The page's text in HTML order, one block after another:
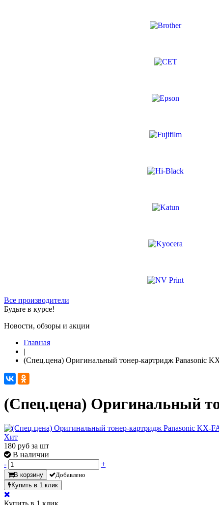
Все производители
Будьте в курсе!
Новости, обзоры и акции
Главная
|
(Спец.цена) Оригинальный тонер-картридж Panasonic
(Спец.цена) Оригинальный
Хит
180 руб за шт
В наличии
-
+
В корзину
Добавлено
Купить в 1 клик
Купить в 1 клик